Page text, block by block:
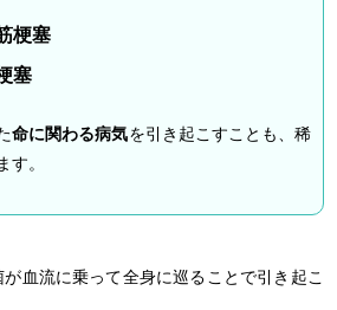
梗塞
塞
命に関わる病気を引き起こすことも、稀
す。
血流に乗って全身に巡ることで引き起こ